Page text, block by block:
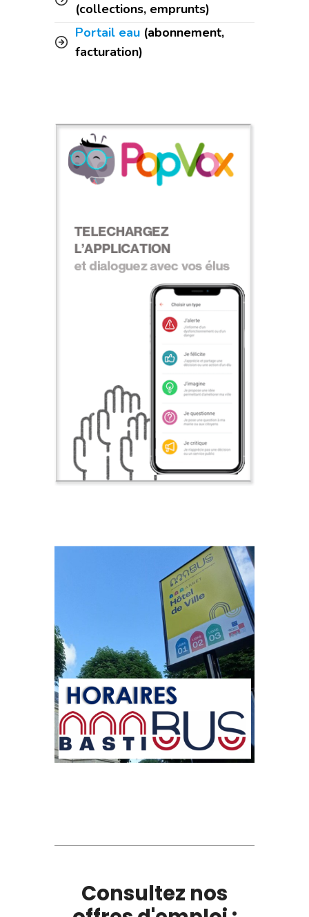
(collections, emprunts)
Portail eau (abonnement,
facturation)
Consultez nos